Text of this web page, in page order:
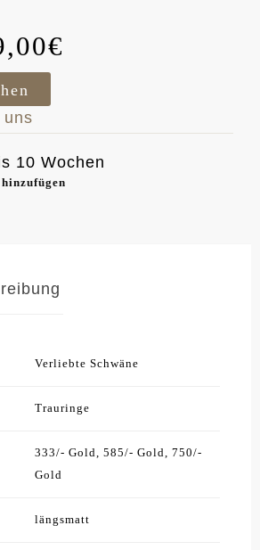
€
uns
10 Wochen
Verliebte Schwäne
Trauringe
333/- Gold, 585/- Gold, 750/-
Gold
längsmatt